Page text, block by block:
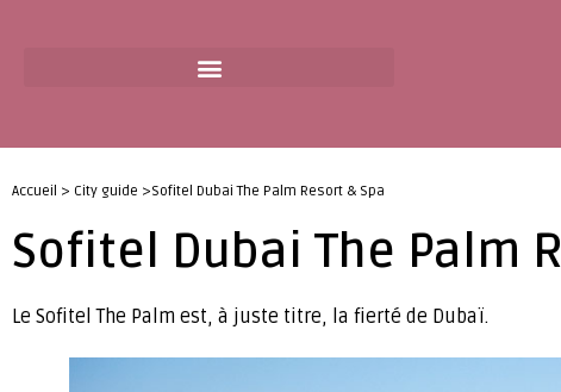
Accueil > City guide >Sofitel Dubai The Palm Resort & Spa
Sofitel Dubai The Palm
Le Sofitel The Palm est, à juste titre, la fierté de Dubaï.